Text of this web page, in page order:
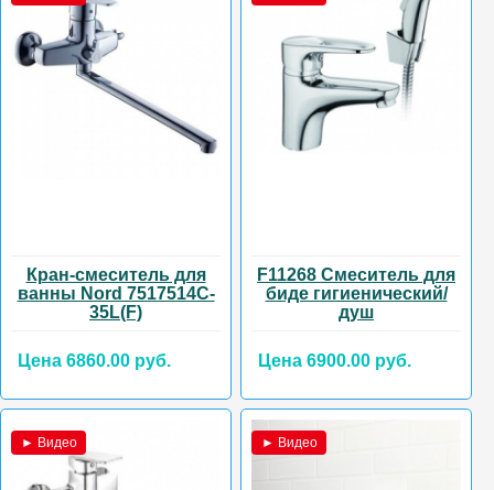
Кран-смеситель для
ванны Nord 7517514C-
35L(F)
Цена 6860.00 руб.
F11268 Смеситель для
биде гигиенический/
душ
Цена 6900.00 руб.
► Видео ► Видео